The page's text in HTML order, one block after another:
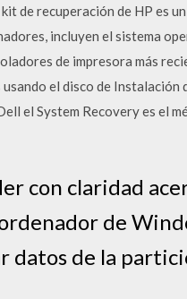
de recuperación de HP es
incluyen el sistema
de impresora más
el disco de Instalación
el System Recovery es el
con claridad
de
datos de la